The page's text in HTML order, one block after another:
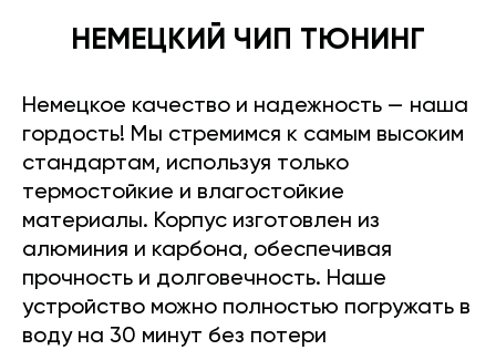
НЕМЕЦКИЙ ЧИП ТЮНИНГ
Немецкое качество и надежность — наша
гордость! Мы стремимся к самым высоким
стандартам, используя только
термостойкие и влагостойкие
материалы. Корпус изготовлен из
алюминия и карбона, обеспечивая
прочность и долговечность. Наше
устройство можно полностью погружать в
воду на 30 минут без потери